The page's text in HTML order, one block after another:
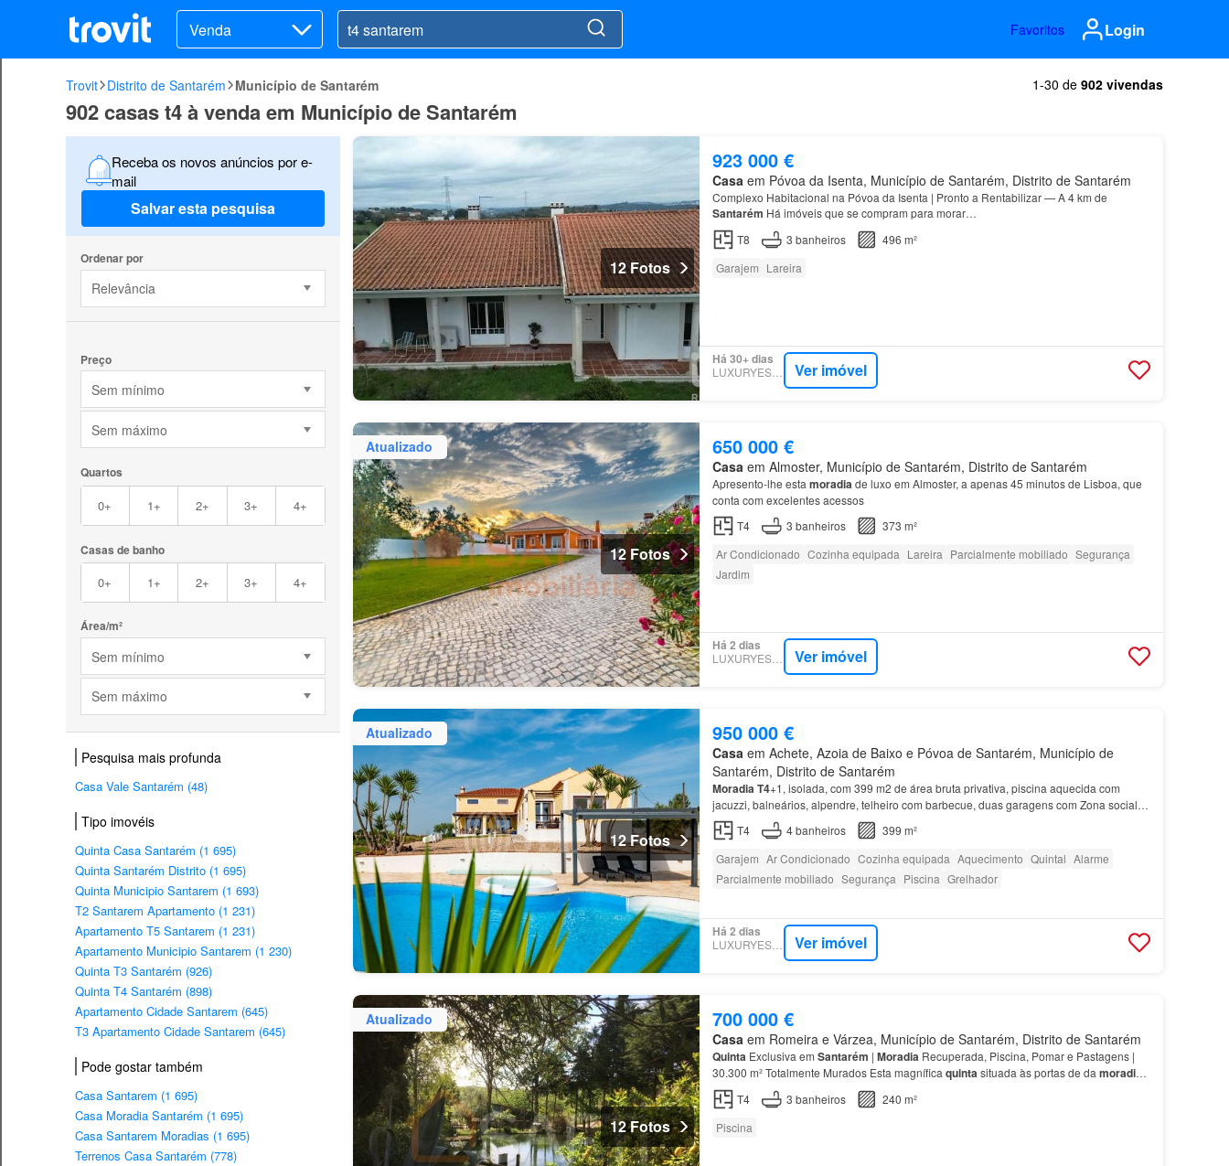
Venda Favoritos Login
Trovit Distrito de Santarém Município de Santarém 1-30 de 902 vivendas
902 casas t4 à venda em Município de Santarém
Receba os novos anúncios por e-
mail
Salvar esta pesquisa
Ordenar por
Relevância
Preço
Sem mínimo
Sem máximo
Quartos
0+ 1+ 2+ 3+ 4+
Casas de banho
0+ 1+ 2+ 3+ 4+
Área/m²
Sem mínimo
Sem máximo
Pesquisa mais profunda
Casa Vale Santarém (48)
Tipo imovéis
Quinta Casa Santarém (1 695)
Quinta Santarém Distrito (1 695)
Quinta Municipio Santarem (1 693)
T2 Santarem Apartamento (1 231)
Apartamento T5 Santarem (1 231)
Apartamento Municipio Santarem (1 230)
Quinta T3 Santarém (926)
Quinta T4 Santarém (898)
Apartamento Cidade Santarem (645)
T3 Apartamento Cidade Santarem (645)
Pode gostar também
Casa Santarem (1 695)
Casa Moradia Santarém (1 695)
Casa Santarem Moradias (1 695)
Terrenos Casa Santarém (778)
12 Fotos
923 000 €
Casaem Póvoa da Isenta, Município de Santarém, Distrito de Santarém
Complexo Habitacional na Póvoa da Isenta | Pronto a Rentabilizar — A 4 km de
Santarém Há imóveis que se compram para morar…
T8
3 banheiros
496 m²
Garajem Lareira
Há 30+ dias
LUXURYESTATE Ver imóvel
Atualizado
12 Fotos
650 000 €
Casa em Almoster, Município de Santarém, Distrito de Santarém
Apresento-lhe esta moradiade luxo em Almoster, a apenas 45 minutos de Lisboa, que
conta com excelentes acessos
T4
3 banheiros
373 m²
Ar Condicionado Cozinha equipada Lareira Parcialmente mobiliado Segurança
Jardim
Há 2 dias
LUXURYESTATE Ver imóvel
Atualizado
12 Fotos
950 000 €
Casa em Achete, Azoia de Baixo e Póvoa de Santarém, Município de
Santarém, Distrito de Santarém
MoradiaT4+1, isolada, com 399 m2 de área bruta privativa, piscina aquecida com
jacuzzi, balneários, alpendre, telheiro com barbecue, duas garagens com Zona social
separada da zona privativa,
quatro quartos
T4 4banheiros
399 m²
Garajem Ar Condicionado Cozinha equipada Aquecimento Quintal Alarme
Parcialmente mobiliado Segurança Piscina Grelhador
Há 2 dias
LUXURYESTATE Ver imóvel
Atualizado
12 Fotos
700 000 €
Casa em Romeira e Várzea, Município de Santarém, Distrito de Santarém
Quinta Exclusiva em Santarém | Moradia Recuperada, Piscina, Pomar e Pastagens |
30.300 m² Totalmente Murados Esta magnífica quintasituada às portas de da moradia:
1.ºPiso - 3 quartos - 1 de banho Rés-do-chão - Cozinha…
T4 3 banheiros
240 m²
Piscina